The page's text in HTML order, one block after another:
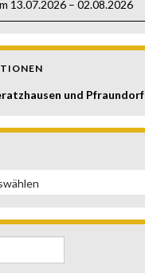
13.07.2026 – 02.08.2026
und Pfraundorf